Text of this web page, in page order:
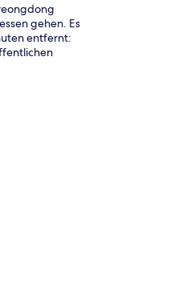
Zimmer | Badezimmer |
gehen. Es
entfernt: